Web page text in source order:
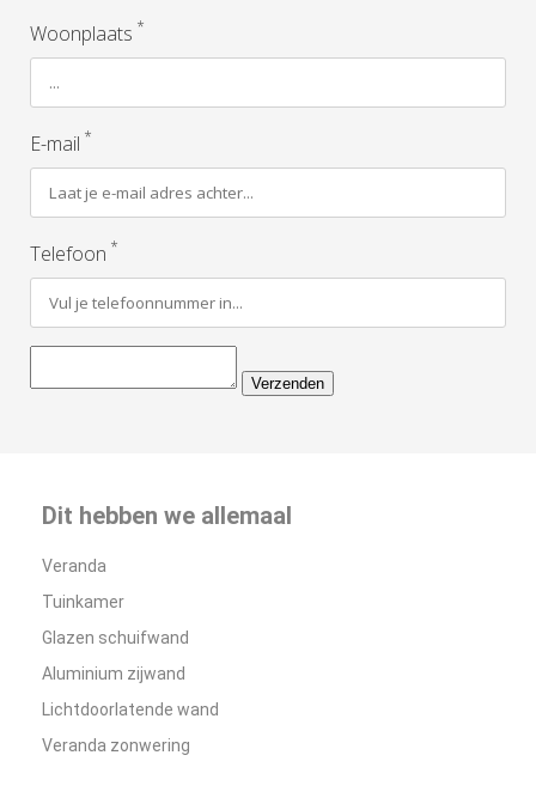
Woonplaats *
E-mail *
Telefoon *
Verzenden
Dit hebben we allemaal
Veranda
Tuinkamer
Glazen schuifwand
Aluminium zijwand
Lichtdoorlatende wand
Veranda zonwering